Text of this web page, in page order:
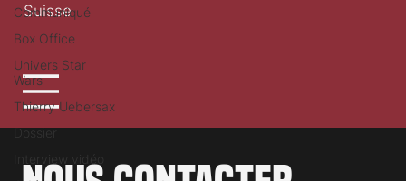
Communiqué
Box Office
Univers Star
Wars
Thierry Uebersax
Dossier
Interview vidéo
Suisse